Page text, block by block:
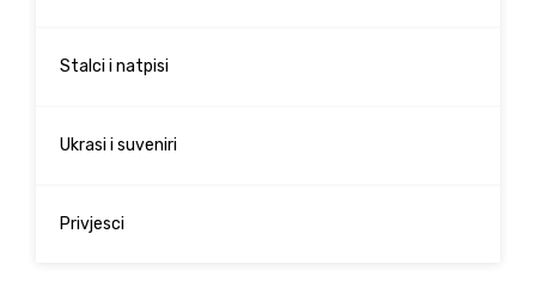
Stalci i natpisi
Ukrasi i suveniri
Privjesci